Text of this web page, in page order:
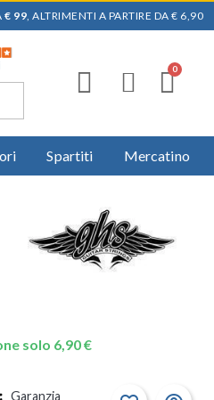
€ 99, ALTRIMENTI A PARTIRE DA € 6,90
Spartiti Mercatino
solo 6,90 €
Garanzia